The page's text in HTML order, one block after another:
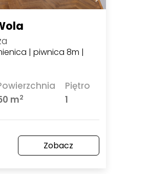
| piwnica 8m |
m2
Piętro
1
Zobacz